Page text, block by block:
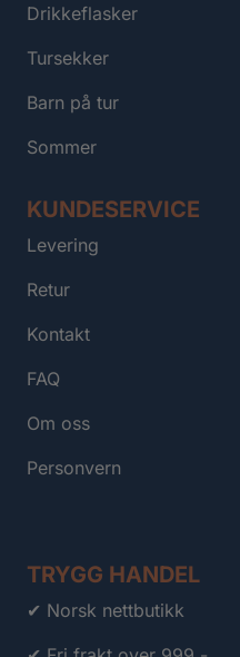
Drikkeflasker
Tursekker
Barn på tur
Sommer
KUNDESERVICE
Levering
Retur
Kontakt
FAQ
Om oss
Personvern
TRYGG HANDEL
✔ Norsk nettbutikk